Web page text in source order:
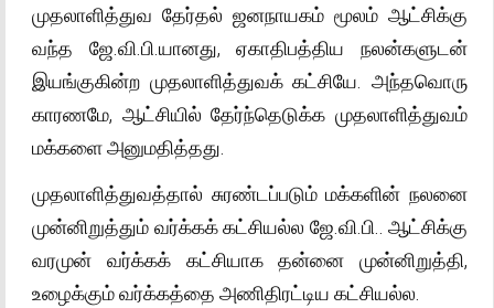
முதலாளித்துவ தேர்தல் ஜனநாயகம் மூலம் ஆட்சிக்கு
வந்த ஜே.வி.பி.யானது, ஏகாதிபத்திய நலன்களுடன்
இயங்குகின்ற முதலாளித்துவக் கட்சியே. அந்தவொரு
காரணமே, ஆட்சியில் தேர்ந்தெடுக்க முதலாளித்துவம்
மக்களை அனுமதித்தது.
முதலாளித்துவத்தால் சுரண்டப்படும் மக்களின் நலனை
முன்னிறுத்தும் வர்க்கக் கட்சியல்ல ஜே.வி.பி.. ஆட்சிக்கு
வரமுன் வர்க்கக் கட்சியாக தன்னை முன்னிறுத்தி,
உழைக்கும் வர்க்கத்தை அணிதிரட்டிய கட்சியல்ல.